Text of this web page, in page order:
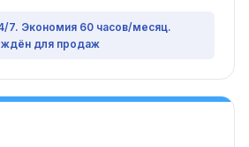
7. Экономия 60 часов/месяц.
для продаж